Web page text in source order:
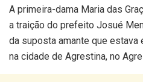
A primeira-dama Maria das
a traição do prefeito Josué
da suposta amante que estava
na cidade de Agrestina, no